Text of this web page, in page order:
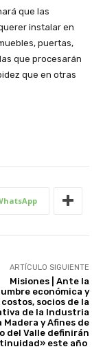
que las
instalar en
puertas,
que procesarán
que en otras
ARTÍCULO SIGUIENTE
Misiones | Ante la
económica y
socios de la
de la Industria
Madera y Afines de
del Valle definirán
este año